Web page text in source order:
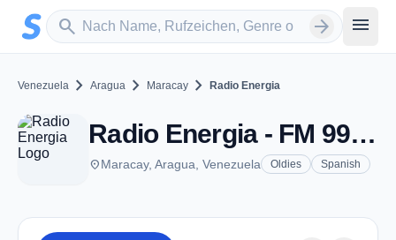
Zum Hauptinhalt springen
search
Sender suchen arrow_forward menu
Venezuela chevron_right Aragua chevron_right Maracay chevron_right Radio Energia
Radio Energia - FM 99.9 - Maracay
placeMaracay, Aragua, Venezuela Oldies Spanish